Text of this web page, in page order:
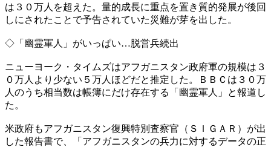
は３０万人を超えた。量的成長に重点を置き質的発展が後回
しにされたことで予告されていた災難が芽を出した。
◇「幽霊軍人」がいっぱい…脱営兵続出
ニューヨーク・タイムズはアフガニスタン政府軍の規模は３
０万人より少ない５万人ほどだと推定した。ＢＢＣは３０万
人のうち相当数は帳簿にだけ存在する「幽霊軍人」と報道し
た。
米政府もアフガニスタン復興特別査察官（ＳＩＧＡＲ）が出
した報告書で、「アフガニスタンの兵力に対するデータの正